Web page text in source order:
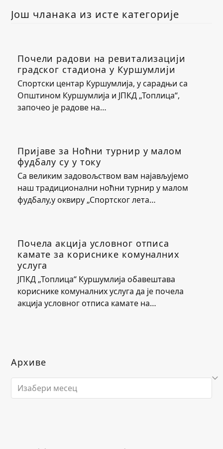
Још чланака из исте категорије
Почели радови на ревитализацији
градског стадиона у Куршумлији
Спортски центар Куршумлија, у сарадњи са
Општином Куршумлија и ЈПКД „Топлица“,
започео је радове на…
Пријаве за Ноћни турнир у малом
фудбалу су у току
Са великим задовољством вам најављујемо
наш традиционални ноћни турнир у малом
фудбалу,у оквиру „Спортског лета…
Почела акција условног отписа
камате за кориснике комуналних
услуга
ЈПКД „Топлица“ Куршумлија обавештава
кориснике комуналних услуга да је почела
акција условног отписа камате на…
Архиве
Архиве